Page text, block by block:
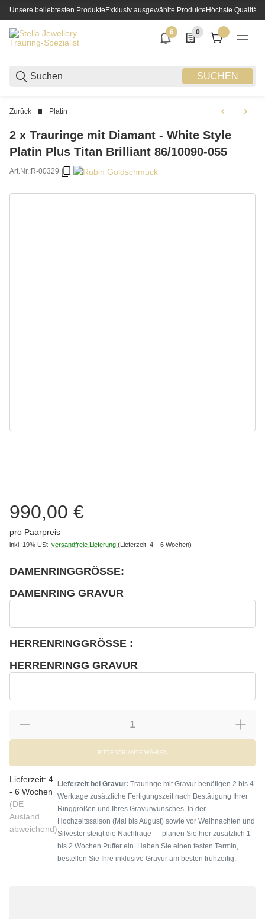
Unsere beliebtesten ProdukteExklusiv ausgewählte ProdukteHöchste Qualität
SUCHEN
6
6 neue Notifizierungen
0
0 Produkte in der
Zurück Platin
2 x Trauringe mit Diamant - White Style
Platin Plus Titan Brilliant 86/10090-055
Art.Nr.:R-00329
990,00 €
pro Paarpreis
inkl. 19% USt. versandfreie Lieferung (Lieferzeit: 4 – 6 Wochen)
DAMENRINGGRÖSSE:
DAMENRING GRAVUR
HERRENRINGGRÖSSE :
HERRENRINGG GRAVUR
BITTE VARIANTE WÄHLEN
Lieferzeit: 4
- 6 Wochen
(DE -
Ausland
abweichend)
Lieferzeit bei Gravur: Trauringe mit Gravur benötigen 2 bis 4
Werktage zusätzliche Fertigungszeit nach Bestätigung Ihrer
Ringgrößen und Ihres Gravurwunsches. In der
Hochzeitssaison (Mai bis August) sowie vor Weihnachten und
Silvester steigt die Nachfrage — planen Sie hier zusätzlich 1
bis 2 Wochen Puffer ein. Haben Sie einen festen Termin,
bestellen Sie Ihre inklusive Gravur am besten frühzeitig.